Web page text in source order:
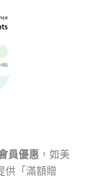
員優惠 ，如美
供「滿額贈